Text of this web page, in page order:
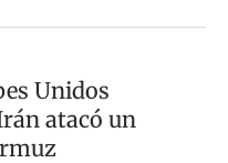
Unidos
atacó un